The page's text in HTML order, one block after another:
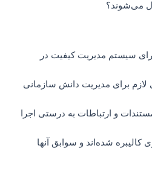
می‌شوند؟
سیستم مدیریت کیفیت در
لازم برای مدیریت دانش سازمانی
و ارتباطات به درستی اجرا
کالیبره شده‌اند و سوابق آنها